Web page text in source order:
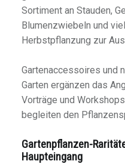
Sortiment an Stauden,
Blumenzwiebeln und
Herbstpflanzung zur
Gartenaccessoires und
Garten ergänzen das
Vorträge und
begleiten den
Gartenpflanzen-
Haupteingang